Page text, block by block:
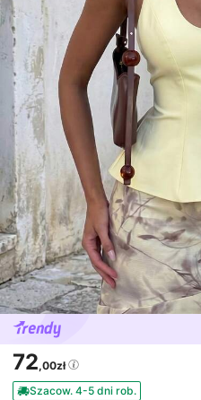
72,00zł
Szacow. 4-5 dni rob.